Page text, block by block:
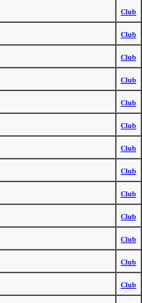
Club
Club
Club
Club
Club
Club
Club
Club
Club
Club
Club
Club
Club